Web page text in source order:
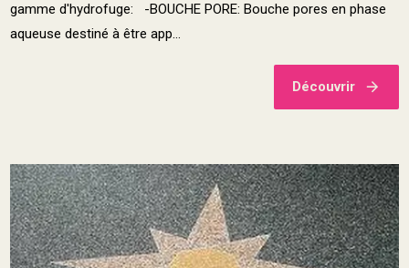
gamme d'hydrofuge: -BOUCHE PORE: Bouche pores en phase
aqueuse destiné à être app...
Découvrir